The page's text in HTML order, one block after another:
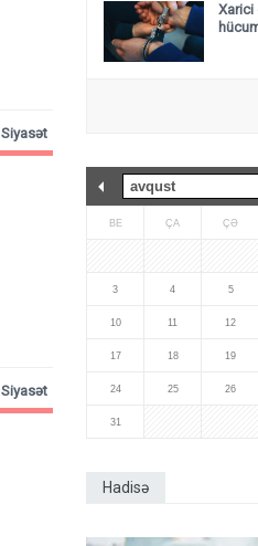
Siyasət
Siyasət
Xarici
BE ÇA ÇƏ
3 4 5
10 11 12
17 18 19
24 25 26
31
Hadisə